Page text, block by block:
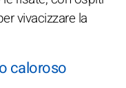
vivacizzare la
caloroso